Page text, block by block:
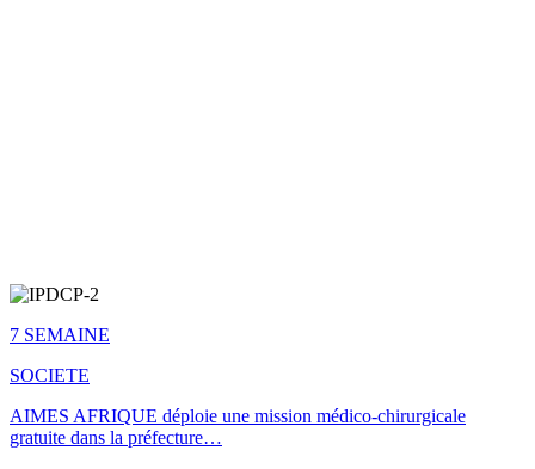
7 SEMAINE
SOCIETE
AIMES AFRIQUE déploie une mission médico-chirurgicale
gratuite dans la préfecture…